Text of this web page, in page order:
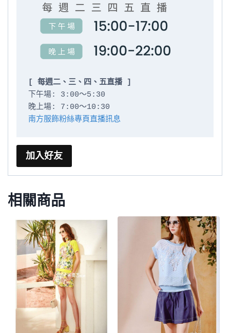
[ 每週二、三、四、五直播 ]
下午場: 3:00～5:30
南方服飾粉絲專頁直播訊息
加入好友
相關商品